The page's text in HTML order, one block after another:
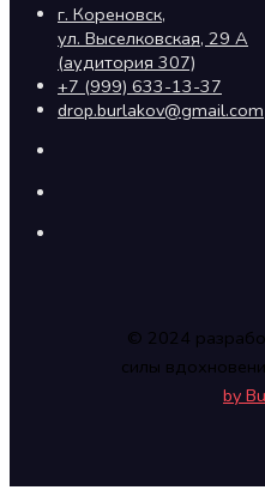
г. Кореновск,
ул. Выселковская, 29 А
(аудитория 307)
+7 (999) 633-13-37
drop.burlakov@gmail.com
© 2024
силы
by